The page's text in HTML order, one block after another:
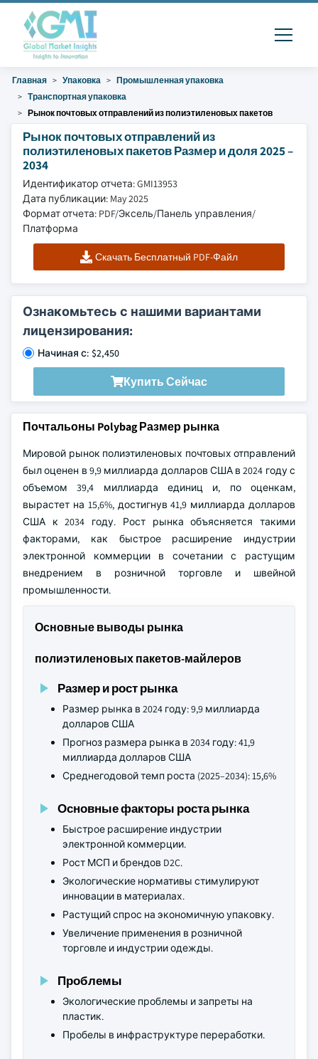
Главная Упаковка
Промышленная упаковка
Транспортная упаковка
Рынок почтовых отправлений из полиэтиленовых пакетов
Рынок почтовых отправлений из
полиэтиленовых пакетов Размер и доля 2025 –
2034
Идентификатор отчета: GMI13953
Дата публикации: May 2025
Формат отчета: PDF/Эксель/Панель управления/
Платформа
Скачать Бесплатный PDF-Файл
Ознакомьтесь с нашими вариантами
лицензирования:
Начиная с: $2,450
Купить Сейчас
Почтальоны Polybag Размер рынка
Мировой рынок полиэтиленовых почтовых отправлений
был оценен в 9,9 миллиарда долларов США в 2024 году с
объемом 39,4 миллиарда единиц и, по оценкам,
вырастет на 15,6%, достигнув 41,9 миллиарда долларов
США к 2034 году. Рост рынка объясняется такими
факторами, как быстрое расширение индустрии
электронной коммерции в сочетании с растущим
внедрением в розничной торговле и швейной
промышленности.
Основные выводы рынка
полиэтиленовых пакетов-майлеров
Размер и рост рынка
Размер рынка в 2024 году: 9,9 миллиарда
долларов США
Прогноз размера рынка в 2034 году: 41,9
миллиарда долларов США
Среднегодовой темп роста (2025–2034): 15,6%
Основные факторы роста рынка
Быстрое расширение индустрии
электронной коммерции.
Рост МСП и брендов D2C.
Экологические нормативы стимулируют
инновации в материалах.
Растущий спрос на экономичную упаковку.
Увеличение применения в розничной
торговле и индустрии одежды.
Проблемы
Экологические проблемы и запреты на
пластик.
Пробелы в инфраструктуре переработки.